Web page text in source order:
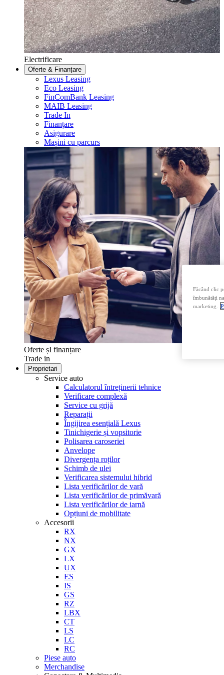
Electrificare
Oferte & Finanțare
Lexus Leasing
Eco Leasing
FinComBank Leasing
MAIB Leasing
Trade In
Finanțare
Asigurare
Mașini cu parcurs
Oferte șI finanțare
Trade in
Proprietari
Service auto
Calculatorul întreținerii tehnice
Verificare complexă
Service cu grijă
Reparații
Îngijirea esențială Lexus
Tinichigerie și vopsitorie
Polisarea caroseriei
Anvelope
Divergența roților
Schimb de ulei
Verificarea sistemului hibrid
Lista verificărilor de vară
Lista verificărilor de primăvară
Lista verificărilor de iarnă
Opțiuni de mobilitate
Accesorii
RX
NX
GX
LX
UX
ES
IS
GS
RZ
LBX
CT
LS
LC
RC
Piese auto
Merchandise
Făcând clic
îmbunătăți
marketing.